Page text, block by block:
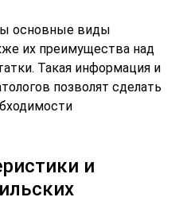
основные виды
их преимущества над
Такая информация и
позволят сделать
и